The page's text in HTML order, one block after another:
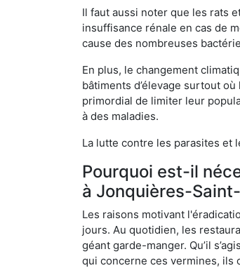
Il faut aussi noter que les rats
insuffisance rénale en cas de
cause des nombreuses
En plus, le changement
bâtiments d’élevage surtout
primordial de limiter leur
à des maladies.
La lutte contre les parasites et
Pourquoi est-il
à Jonquières-
Les raisons motivant
jours. Au quotidien, les
géant garde-manger. Qu’il
qui concerne ces vermines, ils